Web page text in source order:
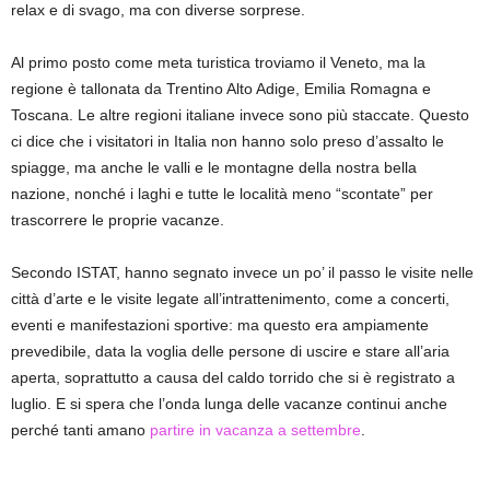
relax e di svago, ma con diverse sorprese.
Al primo posto come meta turistica troviamo il Veneto, ma la
regione è tallonata da Trentino Alto Adige, Emilia Romagna e
Toscana. Le altre regioni italiane invece sono più staccate. Questo
ci dice che i visitatori in Italia non hanno solo preso d’assalto le
spiagge, ma anche le valli e le montagne della nostra bella
nazione, nonché i laghi e tutte le località meno “scontate” per
trascorrere le proprie vacanze.
Secondo ISTAT, hanno segnato invece un po’ il passo le visite nelle
città d’arte e le visite legate all’intrattenimento, come a concerti,
eventi e manifestazioni sportive: ma questo era ampiamente
prevedibile, data la voglia delle persone di uscire e stare all’aria
aperta, soprattutto a causa del caldo torrido che si è registrato a
luglio. E si spera che l’onda lunga delle vacanze continui anche
perché tanti amano partire in vacanza a settembre